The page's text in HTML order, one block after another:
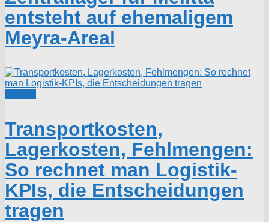
entsteht auf ehemaligem
Meyra-Areal
Transportkosten,
Lagerkosten, Fehlmengen:
So rechnet man Logistik-
KPIs, die Entscheidungen
tragen